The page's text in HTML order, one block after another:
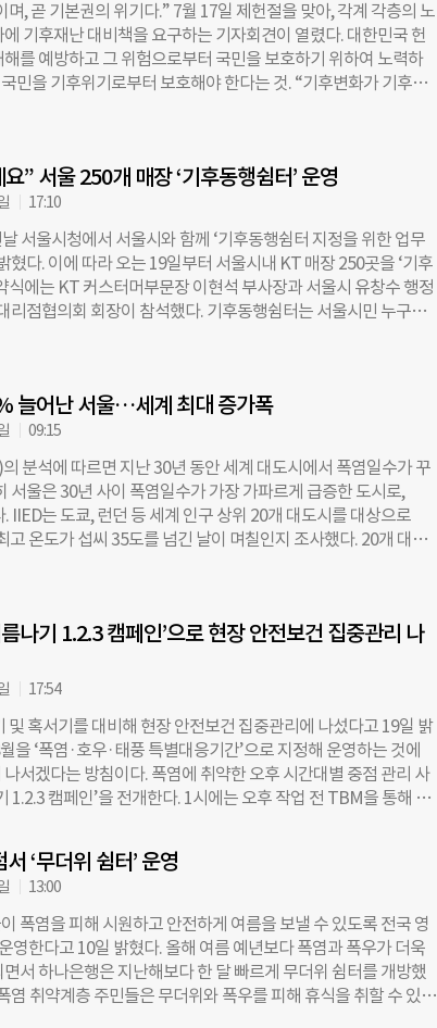
2022년 기준 8630억 달러(한화 약 1195조 원)에 이른다. 보고서
외노동자와 아동·노인·장애인·기저질환자 등 취약계층에 더욱
. 그러면서 ▲취약계층 보호 ▲노동자 보호 ▲데이터와 과학을 통
화 ▲지구 온도 상승 1.5도 이내로 제한을 주문했다. 특히 보고서
줄이려 노력하는 것과 더불어 COP28에서 만든 약속을 제대로
말한다. COP28에서 한
, 곧 기본권의 위기다.” 7월 17일 제헌절을 맞아, 각계 각층의 노
기후재난 대비책을 요구하는 기자회견이 열렸다. 대한민국 헌
를 예방하고 그 위험으로부터 국민을 보호하기 위하여 노력하
민을 기후위기로부터 보호해야 한다는 것. “기후변화가 기후재
다. 그런데 정작 사건의 책임자들은 책임을 회피하기에 바빴다.
감독과 법 위반으로 일어난 결과다. 그러므로 철저한 진상조사
이를 통해 같은 참사가 반복되는 것을 막을 수 있다.” 박세중 건설
다 평균적으로 체감온도가 6.2도나 높다. 벌겋게 달아오른 철근
로 기후위기를 느낀다. 법적으로 노동자는 작업 중지를 할 권리
다. 그러므로 사업주가 나서서 건설 현장의 온도와 습도를 재고 일
쉴 수 있도록 해야 한다.” 허보기 가스검침원 “하절기엔 격월로
동자의 안전을 위해 하절기 격월검침 완전 시행을 요구한다.”
파 등 극한
” 서울 250개 매장 ‘기후동행쉼터’ 운영
17:10
서울시청에서 서울시와 함께 ‘기후동행쉼터 지정을 위한 업무
혔다. 이에 따라 오는 19일부터 서울시내 KT 매장 250곳을 ‘기후
식에는 KT 커스터머부문장 이현석 부사장과 서울시 유창수 행정
리점협의회 회장이 참석했다. 기후동행쉼터는 서울시민 누구나
서울시가 손을 잡고 접근성이 좋은 시내 전역의 KT 매장을 기후
에 따라 앞으로 KT 기후동행쉼터 이용을 원하는 시민들은 언제
에서 무더위와 폭우 등을 피해 편하게 쉬어 갈 수 있다. 특히 KT
게 무선 인터넷과 충전 시설을 제공한다. 기후동행쉼터로 지정된
수 있도록 입구에 인증 현판이 부착되며, 오는 15일부터 PC 또
이트의 재난안전시설 페이지에서 해당 매장의 위치와 운영 시간
유창수 행정2부시장은 “서울시는 올 여름 거센 장마와 기록적 폭
협력을 확대하는 노력도 지속하겠다”고 밝혔다. 이현석 KT 커
매장은
늘어난 서울…세계 최대 증가폭
09:15
분석에 따르면 지난 30년 동안 세계 대도시에서 폭염일수가 꾸
서울은 30년 사이 폭염일수가 가장 가파르게 급증한 도시로,
IIED는 도쿄, 런던 등 세계 인구 상위 20개 대도시를 대상으로
고 온도가 섭씨 35도를 넘긴 날이 며칠인지 조사했다. 20개 대도
일) 세계 전체적으로 보면 폭염일수는 30년 동안 52% 증가했다.
가장 급격하게 늘어난 도시로, 7360% 증가세를 기록했다. 그 뒤
증가)와 자카르타(3200%)가 뒤를 이었다. 이는 각 도시의 30
했다. 올해 미국, 중국 등 여러 국가에서는 이미 폭염 주의보를 선
영향이 불평등하다고 지적했다. 에어컨이 없는 집에 사는 사람들,
사람들이 건강의 위협을 훨씬 크게 받는다는 것이다. 또한 바람직
방식을 따르지 않은 지역과 상업지구에서는 폭염이 더 심할 수
IIED 선임연구원은 “도시에서 기후 변화에 대응하기 위한 대규모
나기 1.2.3 캠페인’으로 현장 안전보건 집중관리 나
17:54
및 혹서기를 대비해 현장 안전보건 집중관리에 나섰다고 19일 밝
을 ‘폭염·호우·태풍 특별대응기간’으로 지정해 운영하는 것에
서겠다는 방침이다. 폭염에 취약한 오후 시간대별 중점 관리 사
1.2.3 캠페인’을 전개한다. 1시에는 오후 작업 전 TBM을 통해 고
마련된 간이휴게시설에서 휴식하고, 하루 중 가장 뜨겁고 집중력
음료, 화채, 빙과류 등을 제공해 근로자와 함께하는 시간을 마련
행과 더불어 전체 현장에 폭염으로 인한 온열질환 예방가이드, 호
행수칙 및 자율점검표를 배포해 집중관리에 나서고 있다. 현재 모
기 대비 자체점검을 시행하고 있으며 취약 현장을 중심으로 지
중이다. 이 외에도 근로자가 직접 참여하는 안전신문고 제도 활성
전신문고는 근로자 스스로 위험요인을 찾아 신고하고 조치하는
‘무더위 쉼터’ 운영
13:00
폭염을 피해 시원하고 안전하게 여름을 보낼 수 있도록 전국 영
영한다고 10일 밝혔다. 올해 여름 예년보다 폭염과 폭우가 더욱
서 하나은행은 지난해보다 한 달 빠르게 무더위 쉼터를 개방했
염 취약계층 주민들은 무더위와 폭우를 피해 휴식을 취할 수 있는